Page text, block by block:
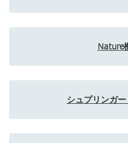
Nature
シュプリンガ